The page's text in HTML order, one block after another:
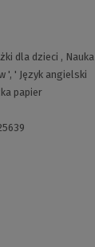
dla dzieci , Nauka
', ' Język angielski
papier